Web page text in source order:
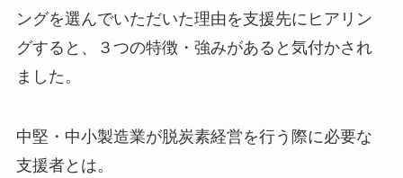
ングを選んでいただいた理由を支援先にヒアリン
グすると、３つの特徴・強みがあると気付かされ
ました。
中堅・中小製造業が脱炭素経営を行う際に必要な
支援者とは。